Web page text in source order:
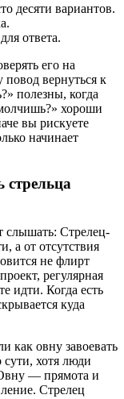
десяти вариантов.
ответа.
его на
вернуться к
полезны, когда
хороши
вы рискуете
начинает
стрельца
слышать: Стрелец-
а от отсутствия
не флирт
регулярная
идти. Когда есть
куда
как овну завоевать
хотя люди
— прямота и
Стрелец